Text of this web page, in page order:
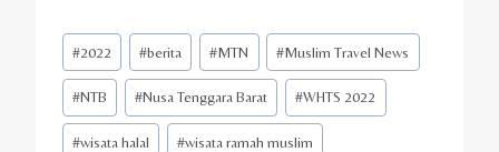
Post
Tags:
#2022 #berita #MTN #Muslim Travel News
#NTB #Nusa Tenggara Barat #WHTS 2022
#wisata halal #wisata ramah muslim